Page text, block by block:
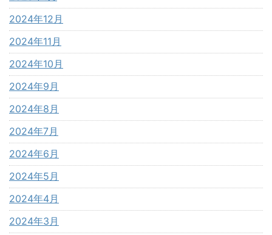
2024年12月
2024年11月
2024年10月
2024年9月
2024年8月
2024年7月
2024年6月
2024年5月
2024年4月
2024年3月